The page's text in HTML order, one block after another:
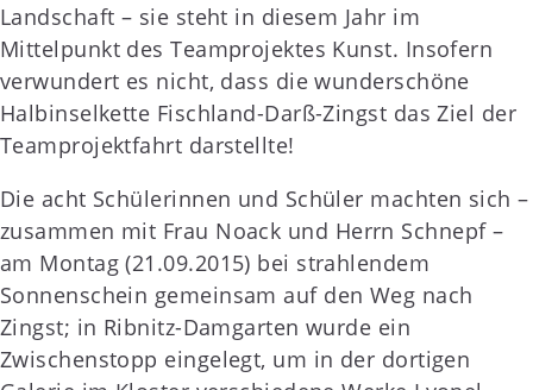
Landschaft – sie steht in diesem Jahr im
Mittelpunkt des Teamprojektes Kunst. Insofern
verwundert es nicht, dass die wunderschöne
Halbinselkette Fischland-Darß-Zingst das Ziel der
Teamprojektfahrt darstellte!
Die acht Schülerinnen und Schüler machten sich –
zusammen mit Frau Noack und Herrn Schnepf –
am Montag (21.09.2015) bei strahlendem
Sonnenschein gemeinsam auf den Weg nach
Zingst; in Ribnitz-Damgarten wurde ein
Zwischenstopp eingelegt, um in der dortigen